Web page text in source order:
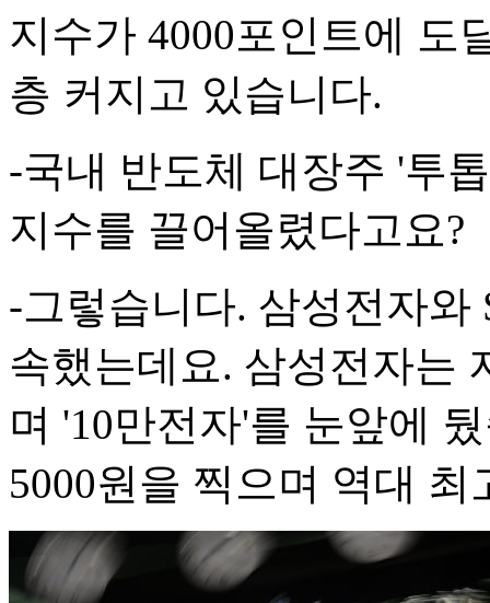
지수가 4000포인트에 도
층 커지고 있습니다.
-국내 반도체 대장주 '투
지수를 끌어올렸다고요?
-그렇습니다. 삼성전자
속했는데요. 삼성전자는
며 '10만전자'를 눈앞에
5000원을 찍으며 역대